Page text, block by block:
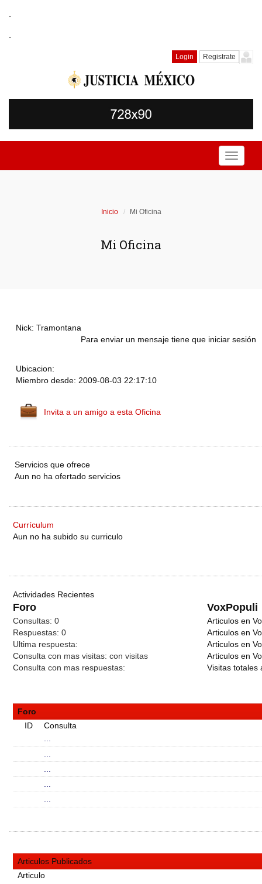
.
.
Login Registrate
Toggle
Inicio Mi Oficina
Mi Oficina
Nick: Tramontana
Para enviar un mensaje tiene que iniciar sesión
Ubicacion:
Miembro desde: 2009-08-03 22:17:10
Invita a un amigo a esta Oficina
Servicios que ofrece
Aun no ha ofertado servicios
Currículum
Aun no ha subido su curriculo
Actividades Recientes
Foro VoxPopuli
Consultas: 0
Respuestas: 0
Ultima respuesta:
Consulta con mas visitas: con visitas
Consulta con mas respuestas:
Articulos en
Articulos en
Articulos en
Articulos en
Visitas totales
Foro
ID
Consulta
Articulos Publicados
Articulo